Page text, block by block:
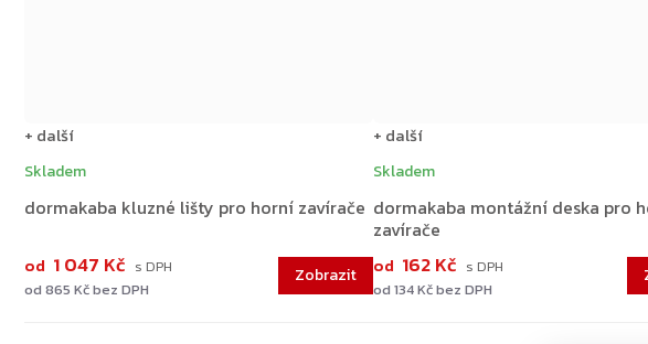
dormakaba kluzné lišty pro horní zavírače
Skladem
od 865 Kč bez DPH
od 1 047 Kč
+ další
dormakaba montážní deska pro
zavírače
Skladem
od 134 Kč bez DPH
od 162 Kč
+ další